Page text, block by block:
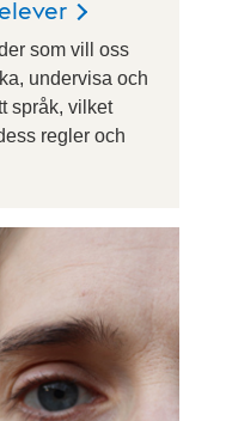
som vill oss
undervisa och
språk, vilket
regler och